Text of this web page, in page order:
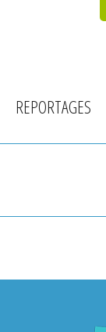
REPORTAGES